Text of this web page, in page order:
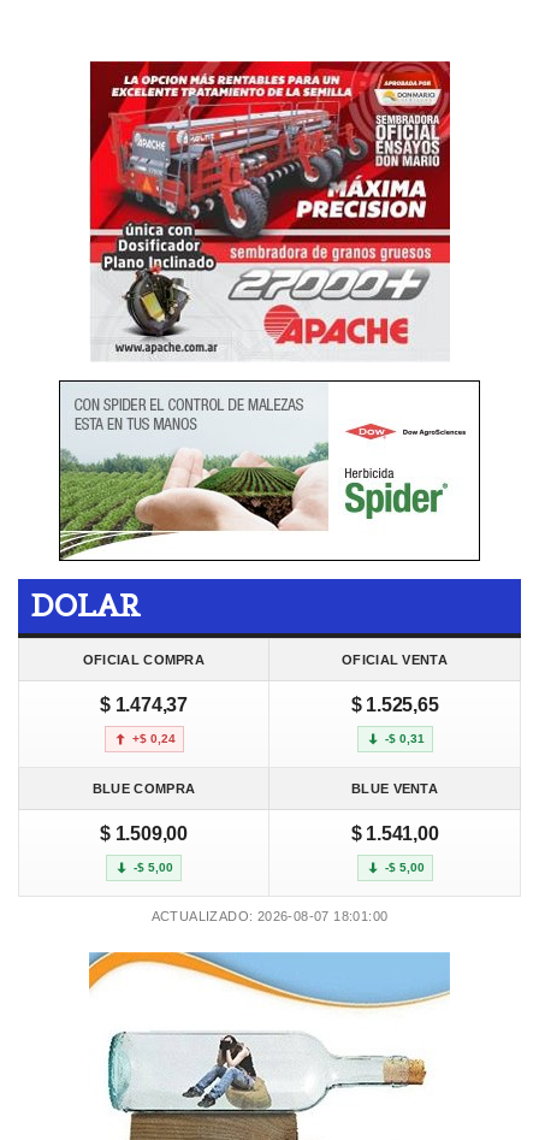
DOLAR
OFICIAL COMPRA OFICIAL VENTA
$ 1.474,37
+$ 0,24
$ 1.525,65
-$ 0,31
BLUE COMPRA BLUE VENTA
$ 1.509,00
-$ 5,00
$ 1.541,00
-$ 5,00
ACTUALIZADO: 2026-08-07 18:01:00